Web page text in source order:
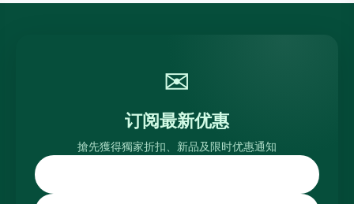
✉
订阅最新优惠
搶先獲得獨家折扣、新品及限时优惠通知